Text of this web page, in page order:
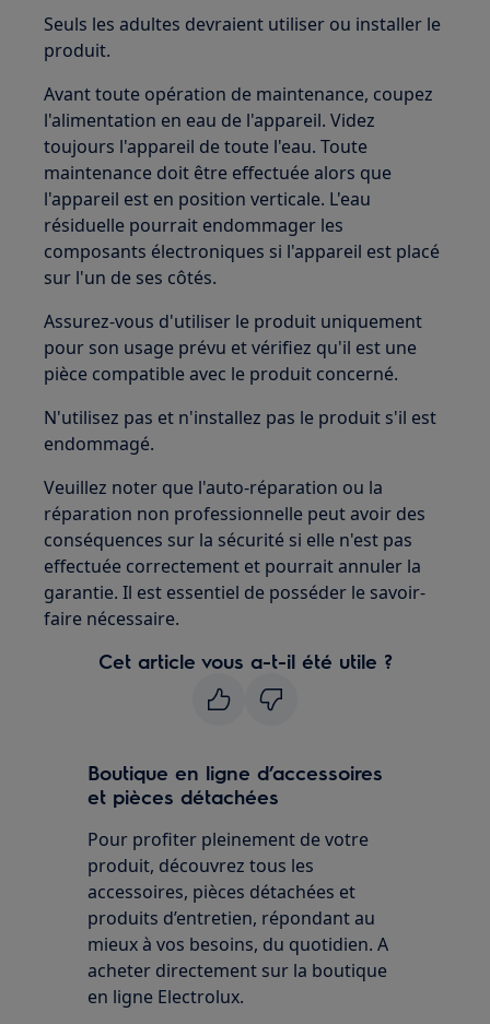
Seuls les adultes devraient utiliser ou installer le
produit.
Avant toute opération de maintenance, coupez
l'alimentation en eau de l'appareil. Videz
toujours l'appareil de toute l'eau. Toute
maintenance doit être effectuée alors que
l'appareil est en position verticale. L'eau
résiduelle pourrait endommager les
composants électroniques si l'appareil est placé
sur l'un de ses côtés.
Assurez-vous d'utiliser le produit uniquement
pour son usage prévu et vérifiez qu'il est une
pièce compatible avec le produit concerné.
N'utilisez pas et n'installez pas le produit s'il est
endommagé.
Veuillez noter que l'auto-réparation ou la
réparation non professionnelle peut avoir des
conséquences sur la sécurité si elle n'est pas
effectuée correctement et pourrait annuler la
garantie. Il est essentiel de posséder le savoir-
faire nécessaire.
Cet article vous a-t-il été utile ?
Boutique en ligne d’accessoires
et pièces détachées
Pour profiter pleinement de votre
produit, découvrez tous les
accessoires, pièces détachées et
produits d’entretien, répondant au
mieux à vos besoins, du quotidien. A
acheter directement sur la boutique
en ligne Electrolux.